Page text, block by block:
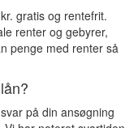
gratis og rentefrit.
renter og gebyrer,
penge med renter så
på din ansøgning